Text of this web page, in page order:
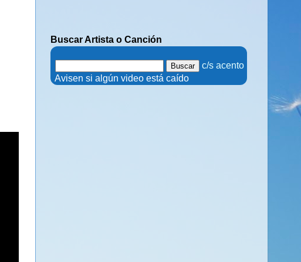
Buscar Artista o Canción
c/s acento
. Avisen si algún video está caído